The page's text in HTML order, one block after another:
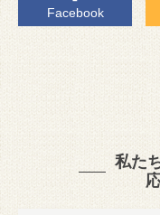
Facebook
私た